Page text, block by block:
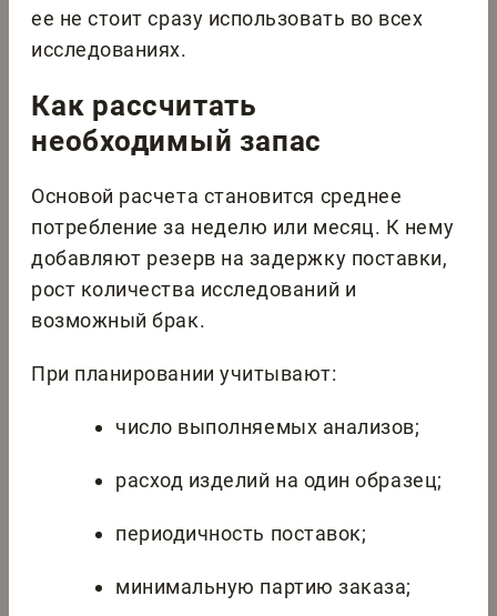
ее не стоит сразу использовать во всех
исследованиях.
Как рассчитать
необходимый запас
Основой расчета становится среднее
потребление за неделю или месяц. К нему
добавляют резерв на задержку поставки,
рост количества исследований и
возможный брак.
При планировании учитывают:
число выполняемых анализов;
расход изделий на один образец;
периодичность поставок;
минимальную партию заказа;